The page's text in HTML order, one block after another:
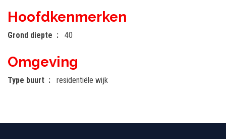
Hoofdkenmerken
Grond diepte 40
Omgeving
Type buurt residentiële wijk